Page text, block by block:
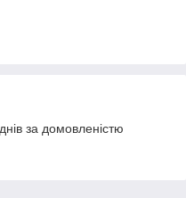
за домовленістю